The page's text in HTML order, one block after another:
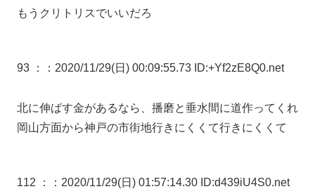
もうクリトリスでいいだろ
93 ： ：2020/11/29(日) 00:09:55.73 ID:+Yf2zE8Q0.net
北に伸ばす金があるなら、播磨と垂水間に道作ってくれ
岡山方面から神戸の市街地行きにくくて行きにくくて
112 ： ：2020/11/29(日) 01:57:14.30 ID:d439iU4S0.net